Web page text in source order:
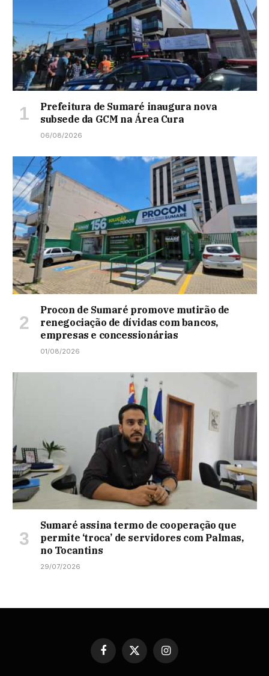
Prefeitura de Sumaré inaugura nova
subsede da GCM na Área Cura
06/08/2026
Procon de Sumaré promove mutirão de
renegociação de dívidas com bancos,
empresas e concessionárias
01/08/2026
Sumaré assina termo de cooperação que
permite ‘troca’ de servidores com Palmas,
no Tocantins
29/07/2026
Facebook
X
Instagram